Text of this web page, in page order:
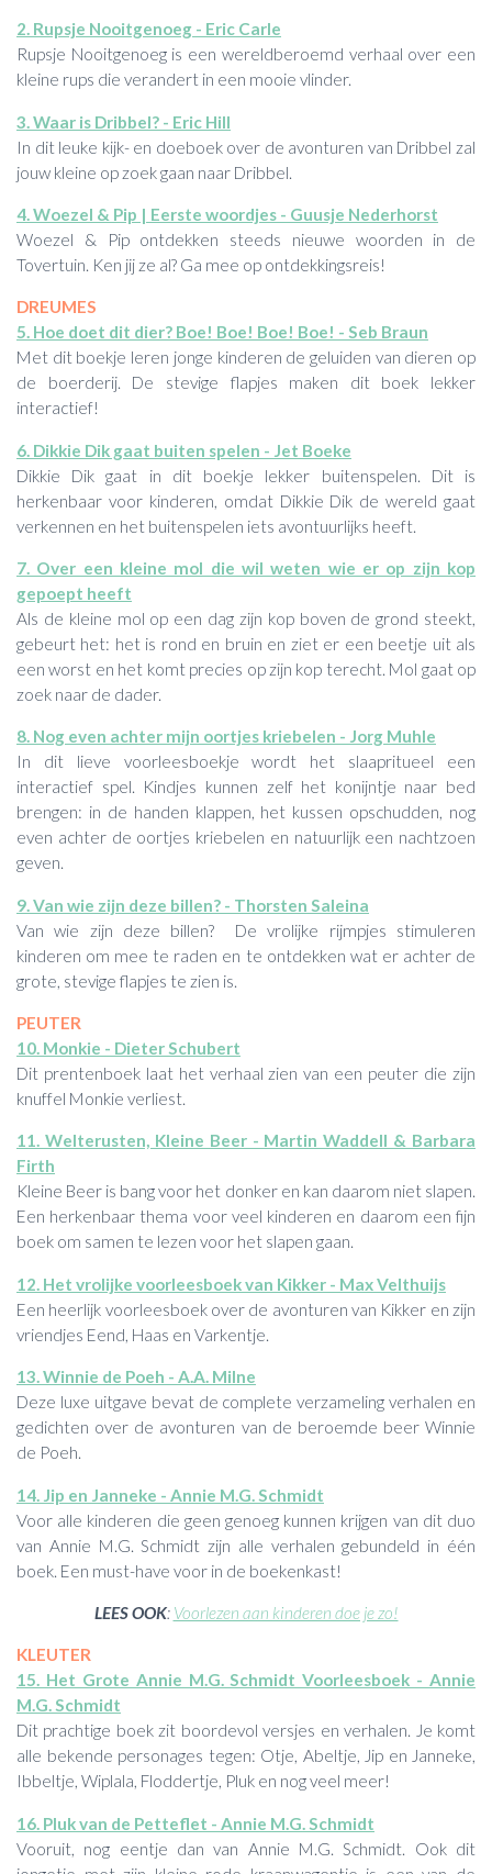
2. Rupsje Nooitgenoeg - Eric Carle
Rupsje Nooitgenoeg is een wereldberoemd verhaal over een
kleine rups die verandert in een mooie vlinder.
3. Waar is Dribbel? - Eric Hill
In dit leuke kijk- en doeboek over de avonturen van Dribbel zal
jouw kleine op zoek gaan naar Dribbel.
4. Woezel & Pip | Eerste woordjes - Guusje Nederhorst
Woezel & Pip ontdekken steeds nieuwe woorden in de
Tovertuin. Ken jij ze al? Ga mee op ontdekkingsreis!
DREUMES
5. Hoe doet dit dier? Boe! Boe! Boe! Boe! - Seb Braun
Met dit boekje leren jonge kinderen de geluiden van dieren op
de boerderij. De stevige flapjes maken dit boek lekker
interactief!
6. Dikkie Dik gaat buiten spelen - Jet Boeke
Dikkie Dik gaat in dit boekje lekker buitenspelen. Dit is
herkenbaar voor kinderen, omdat Dikkie Dik de wereld gaat
verkennen en het buitenspelen iets avontuurlijks heeft.
7. Over een kleine mol die wil weten wie er op zijn kop
gepoept heeft
Als de kleine mol op een dag zijn kop boven de grond steekt,
gebeurt het: het is rond en bruin en ziet er een beetje uit als
een worst en het komt precies op zijn kop terecht. Mol gaat op
zoek naar de dader.
8. Nog even achter mijn oortjes kriebelen - Jorg Muhle
In dit lieve voorleesboekje wordt het slaapritueel een
interactief spel. Kindjes kunnen zelf het konijntje naar bed
brengen: in de handen klappen, het kussen opschudden, nog
even achter de oortjes kriebelen en natuurlijk een nachtzoen
geven.
9. Van wie zijn deze billen? - Thorsten Saleina
Van wie zijn deze billen? De vrolijke rijmpjes stimuleren
kinderen om mee te raden en te ontdekken wat er achter de
grote, stevige flapjes te zien is.
PEUTER
10. Monkie - Dieter Schubert
Dit prentenboek laat het verhaal zien van een peuter die zijn
knuffel Monkie verliest.
11. Welterusten, Kleine Beer - Martin Waddell & Barbara
Firth
Kleine Beer is bang voor het donker en kan daarom niet slapen.
Een herkenbaar thema voor veel kinderen en daarom een fijn
boek om samen te lezen voor het slapen gaan.
12. Het vrolijke voorleesboek van Kikker - Max Velthuijs
Een heerlijk voorleesboek over de avonturen van Kikker en zijn
vriendjes Eend, Haas en Varkentje.
13. Winnie de Poeh - A.A. Milne
Deze luxe uitgave bevat de complete verzameling verhalen en
gedichten over de avonturen van de beroemde beer Winnie
de Poeh.
14. Jip en Janneke - Annie M.G. Schmidt
Voor alle kinderen die geen genoeg kunnen krijgen van dit duo
van Annie M.G. Schmidt zijn alle verhalen gebundeld in één
boek. Een must-have voor in de boekenkast!
LEES OOK: Voorlezen aan kinderen doe je zo!
KLEUTER
15. Het Grote Annie M.G. Schmidt Voorleesboek - Annie
M.G. Schmidt
Dit prachtige boek zit boordevol versjes en verhalen. Je komt
alle bekende personages tegen: Otje, Abeltje, Jip en Janneke,
Ibbeltje, Wiplala, Floddertje, Pluk en nog veel meer!
16. Pluk van de Petteflet - Annie M.G. Schmidt
Vooruit, nog eentje dan van Annie M.G. Schmidt. Ook dit